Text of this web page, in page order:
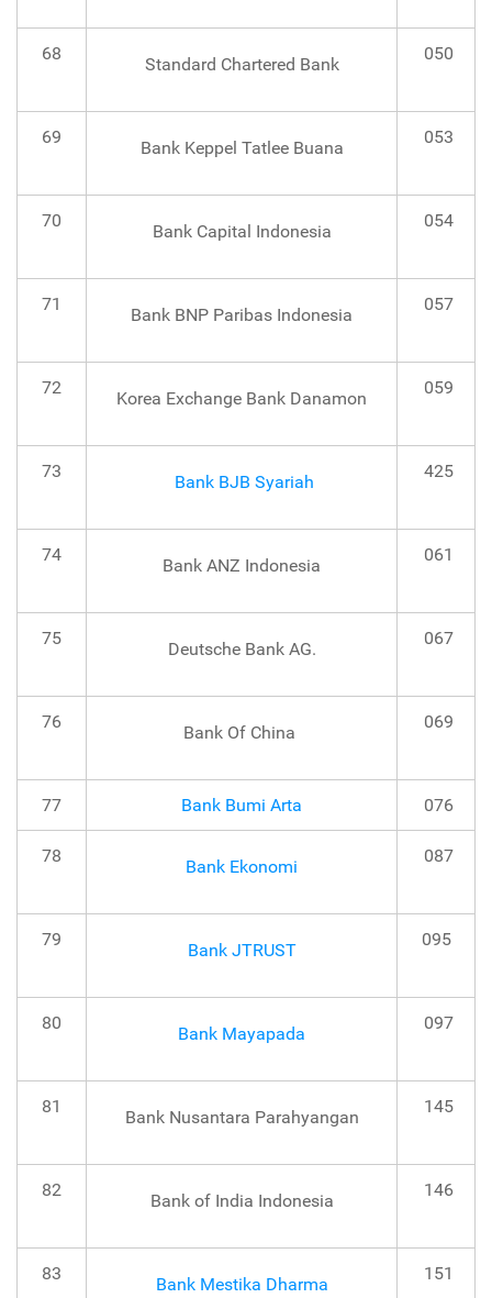
68
Standard Chartered Bank
050
69
Bank Keppel Tatlee Buana
053
70
Bank Capital Indonesia
054
71
Bank BNP Paribas Indonesia
057
72
Korea Exchange Bank Danamon
059
73
Bank BJB Syariah
425
74
Bank ANZ Indonesia
061
75
Deutsche Bank AG.
067
76
Bank Of China
069
77 Bank Bumi Arta 076
78
Bank Ekonomi
087
79
Bank JTRUST
095
80
Bank Mayapada
097
81
Bank Nusantara Parahyangan
145
82
Bank of India Indonesia
146
83
Bank Mestika Dharma
151